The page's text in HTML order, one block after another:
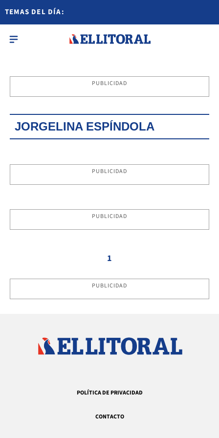
TEMAS DEL DÍA:
PUBLICIDAD
JORGELINA ESPÍNDOLA
PUBLICIDAD
PUBLICIDAD
1
PUBLICIDAD
POLÍTICA DE PRIVACIDAD
CONTACTO